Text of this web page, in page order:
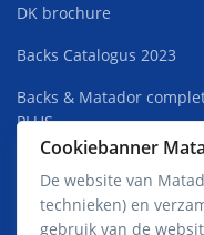
DK brochure
Backs Catalogus 2023
Backs & Matador
PLUS
Matador Premium Jong
Cookiebanner
De website van
technieken) en
gebruik van de